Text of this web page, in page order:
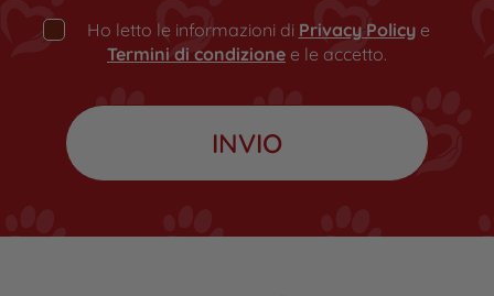
Ho letto le informazioni di Privacy Policye
Termini di condizione e le accetto.